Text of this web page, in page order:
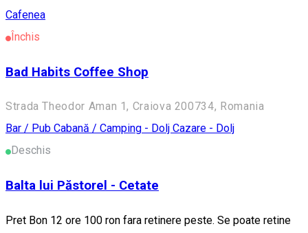
Cafenea
Închis
Bad Habits Coffee Shop
Strada Theodor Aman 1, Craiova 200734, Romania
Bar / Pub Cabană / Camping - Dolj Cazare - Dolj
Deschis
Balta lui Păstorel - Cetate
Pret Bon 12 ore 100 ron fara retinere peste. Se poate retine